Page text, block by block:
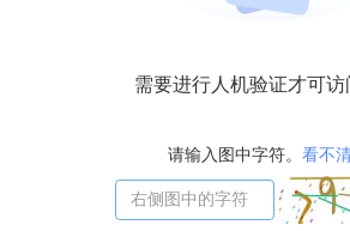
需要进行人机验证才可访
请输入图中字符。 看不